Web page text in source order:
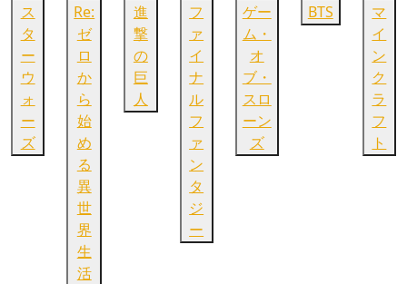
ス
タ
ー
ウ
ォ
ー
ズ
Re:
ゼ
ロ
か
ら
始
め
る
異
世
界
生
活
進
撃
の
巨
人
フ
ァ
イ
ナ
ル
フ
ァ
ン
タ
ジ
ー
ゲー
ム・
オ
ブ・
スロ
ーン
ズ
BTS
マ
イ
ン
ク
ラ
フ
ト